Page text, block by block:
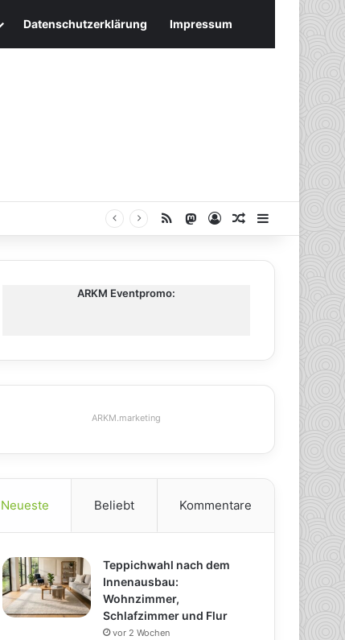
Datenschutzerklärung Impressum
RSS Mastodon
AnmeldenZufälliger
ARKM Eventpromo:
ARKM.marketing
Neueste Beliebt Kommentare
Teppichwahl nach dem
Innenausbau:
Wohnzimmer,
Schlafzimmer und Flur
vor 2 Wochen